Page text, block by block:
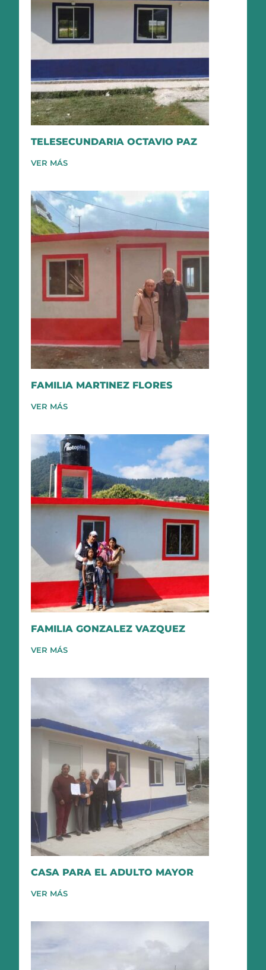
TELESECUNDARIA OCTAVIO PAZ
VER MÁS
FAMILIA MARTINEZ FLORES
VER MÁS
FAMILIA GONZALEZ VAZQUEZ
VER MÁS
CASA PARA EL ADULTO MAYOR
VER MÁS